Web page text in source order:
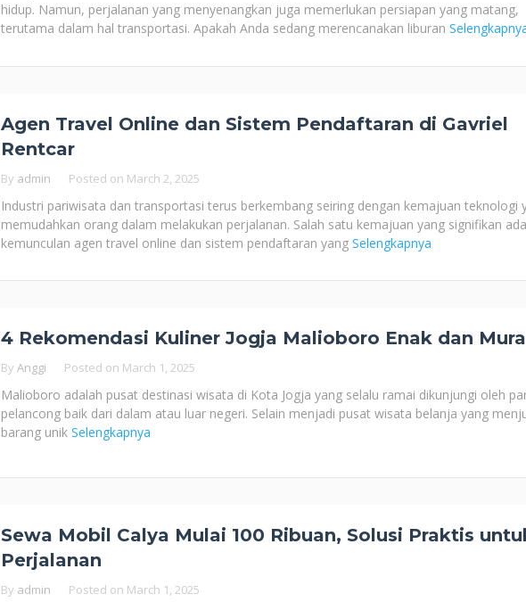
hidup. Namun, perjalanan yang menyenangkan juga memerlukan persiapan yang matang,
terutama dalam hal transportasi. Apakah Anda sedang merencanakan liburan
Agen Travel Online dan Sistem Pendaftaran di Gavriel
Rentcar
By admin Posted on March 2, 2025
Industri pariwisata dan transportasi terus berkembang seiring dengan kemajuan teknologi
memudahkan orang dalam melakukan perjalanan. Salah satu kemajuan yang signifikan
kemunculan agen travel online dan sistem pendaftaran yang Selengkapnya
4 Rekomendasi Kuliner Jogja Malioboro Enak dan
By Anggi Posted on March 1, 2025
Malioboro adalah pusat destinasi wisata di Kota Jogja yang selalu ramai dikunjungi oleh
pelancong baik dari dalam atau luar negeri. Selain menjadi pusat wisata belanja yang
barang unik Selengkapnya
Sewa Mobil Calya Mulai 100 Ribuan, Solusi Praktis
Perjalanan
By admin Posted on March 1, 2025